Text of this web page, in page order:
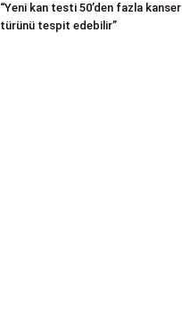
“Yeni kan testi 50’den fazla kanser
türünü tespit edebilir”